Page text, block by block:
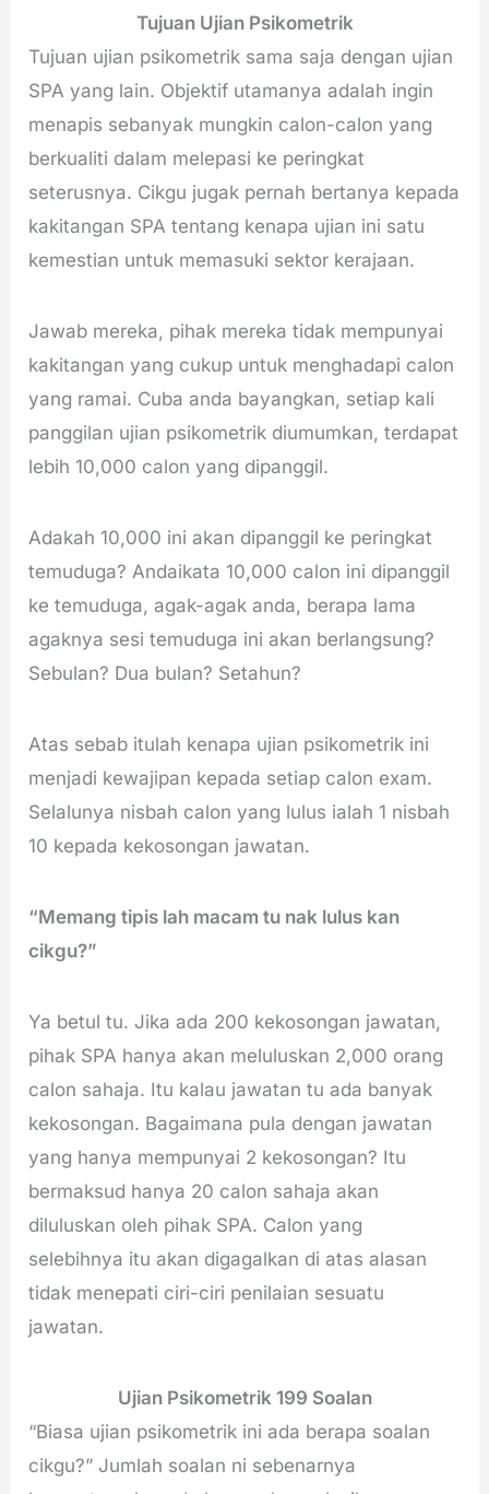
Tujuan Ujian Psikometrik
Tujuan ujian psikometrik sama saja dengan ujian
SPA yang lain. Objektif utamanya adalah ingin
menapis sebanyak mungkin calon-calon yang
berkualiti dalam melepasi ke peringkat
seterusnya. Cikgu jugak pernah bertanya kepada
kakitangan SPA tentang kenapa ujian ini satu
kemestian untuk memasuki sektor kerajaan.
Jawab mereka, pihak mereka tidak mempunyai
kakitangan yang cukup untuk menghadapi calon
yang ramai. Cuba anda bayangkan, setiap kali
panggilan ujian psikometrik diumumkan, terdapat
lebih 10,000 calon yang dipanggil.
Adakah 10,000 ini akan dipanggil ke peringkat
temuduga? Andaikata 10,000 calon ini dipanggil
ke temuduga, agak-agak anda, berapa lama
agaknya sesi temuduga ini akan berlangsung?
Sebulan? Dua bulan? Setahun?
Atas sebab itulah kenapa ujian psikometrik ini
menjadi kewajipan kepada setiap calon exam.
Selalunya nisbah calon yang lulus ialah 1 nisbah
10 kepada kekosongan jawatan.
“Memang tipis lah macam tu nak lulus kan
cikgu?”
Ya betul tu. Jika ada 200 kekosongan jawatan,
pihak SPA hanya akan meluluskan 2,000 orang
calon sahaja. Itu kalau jawatan tu ada banyak
kekosongan. Bagaimana pula dengan jawatan
yang hanya mempunyai 2 kekosongan? Itu
bermaksud hanya 20 calon sahaja akan
diluluskan oleh pihak SPA. Calon yang
selebihnya itu akan digagalkan di atas alasan
tidak menepati ciri-ciri penilaian sesuatu
jawatan.
Ujian Psikometrik 199 Soalan
“Biasa ujian psikometrik ini ada berapa soalan
cikgu?” Jumlah soalan ni sebenarnya